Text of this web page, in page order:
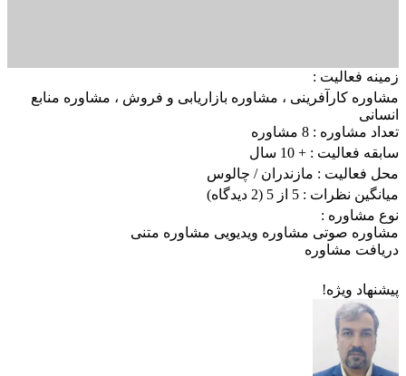
زمینه فعالیت :
مشاوره کارآفرینی ، مشاوره بازاریابی و فروش ، مشاوره منابع
انسانی
تعداد مشاوره : 8 مشاوره
سابقه فعالیت : + 10 سال
محل فعالیت : مازندران/ چالوس
میانگین نظرات : 5 از 5
(2 دیدگاه)
نوع مشاوره :
مشاوره صوتی مشاوره ویدیویی مشاوره متنی
دریافت مشاوره
پیشنهاد ویژه!